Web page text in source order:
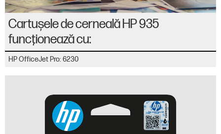
Cartuşele de cerneală HP 935
funcţionează cu:
HP OfficeJet Pro: 6230